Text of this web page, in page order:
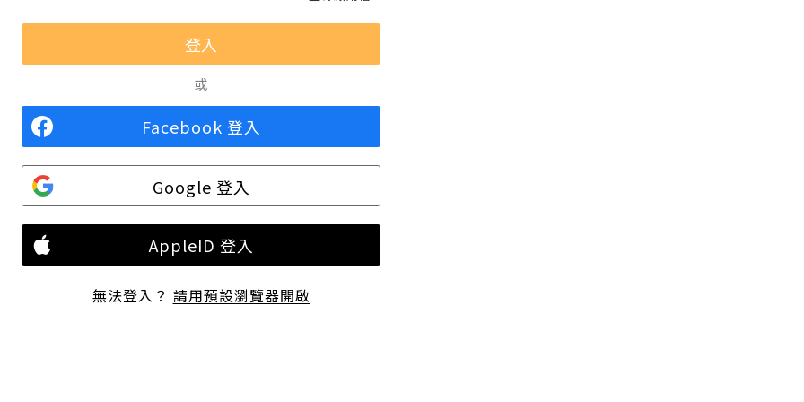
或
Facebook 登入
Google 登入
AppleID 登入
無法登入？ 請用預設瀏覽器開啟